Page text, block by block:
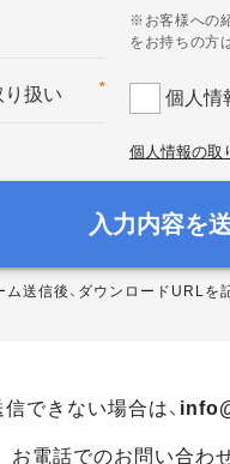
※お客様への
をお持ちの方
*
扱い 個人情
個人情報の取
入力内容を
ム送信後、ダウンロードURLを
できない場合は、
お電話でのお問い合わ